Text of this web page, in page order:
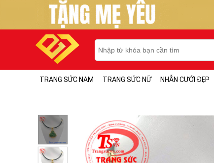
TRANG SỨC NAM TRANG SỨC NỮ NHẪN CƯỚI ĐẸP